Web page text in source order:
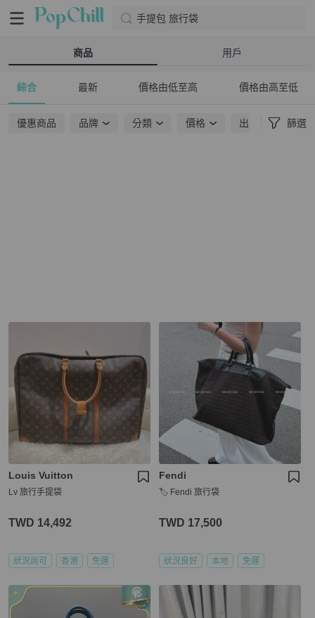
手提包 旅行袋
商品 用戶
綜合 最新 價格由低至高 價格由高至低
優惠商品 品牌 分類 價格 出貨地點 篩選
Louis Vuitton
Lv 旅行手提袋
TWD 14,492
狀況尚可 香港 免運
Fendi
🏷️ Fendi 旅行袋
TWD 17,500
狀況良好 本地 免運